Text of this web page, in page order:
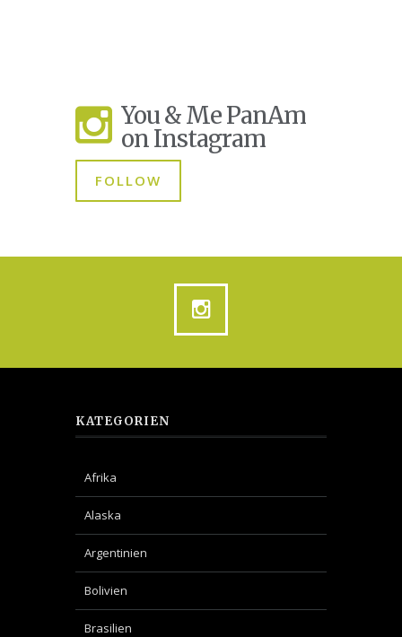
You & Me PanAm
on Instagram
FOLLOW
KATEGORIEN
Afrika
Alaska
Argentinien
Bolivien
Brasilien